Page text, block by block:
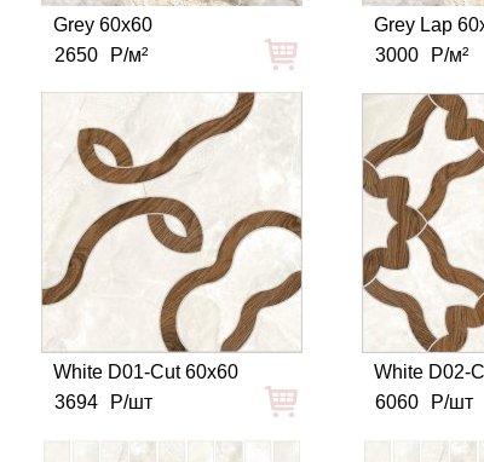
Grey 60x60
2650
Р/м²
Grey Lap
3000
Р/м²
White D01-Cut 60x60
3694
Р/шт
White D02-
6060
Р/шт